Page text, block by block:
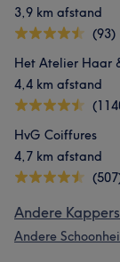
3,9 km afstand
(93)
Het Atelier Haar
4,4 km afstand
HvG Coiffures
4,7 km afstand
Andere
Andere